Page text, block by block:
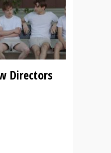
Directors